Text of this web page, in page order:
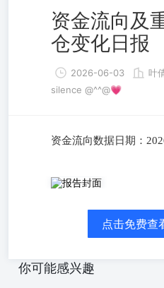
资金流向及
仓变化日报
2026-06-03 叶
silence @^^@💗
资金流向数据日期：
资金流向数据日期：
点击免费查
你可能感兴趣